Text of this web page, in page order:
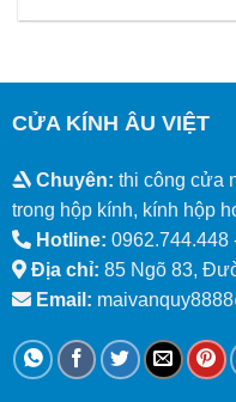
CỬA KÍNH ÂU VIỆT
Chuyên: thi công cửa
trong hộp kính, kính hộp
Hotline: 0962.744.448
Địa chỉ: 85 Ngõ 83,
Email: